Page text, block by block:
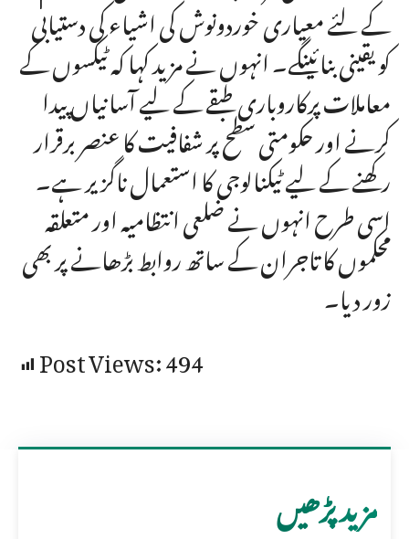
کے لئے معیاری خوردونوش کی اشیاء کی دستیابی
کو یقینی بنائینگے۔ انہوں نے مزید کہا کہ ٹیکسوں کے
معاملات پرکاروباری طبقے کے لیے آسانیاں پیدا
کرنے اور حکومتی سطح پر شفافیت کا عنصر برقرار
رکھنے کے لیے ٹیکنالوجی کا استعمال ناگزیر ہے۔
اسی طرح انہوں نے ضلعی انتظامیہ اور متعلقہ
محکموں کا تاجران کے ساتھ روابط بڑھانے پر بھی
زور دیا۔
Post Views:494
مزید پڑھیں